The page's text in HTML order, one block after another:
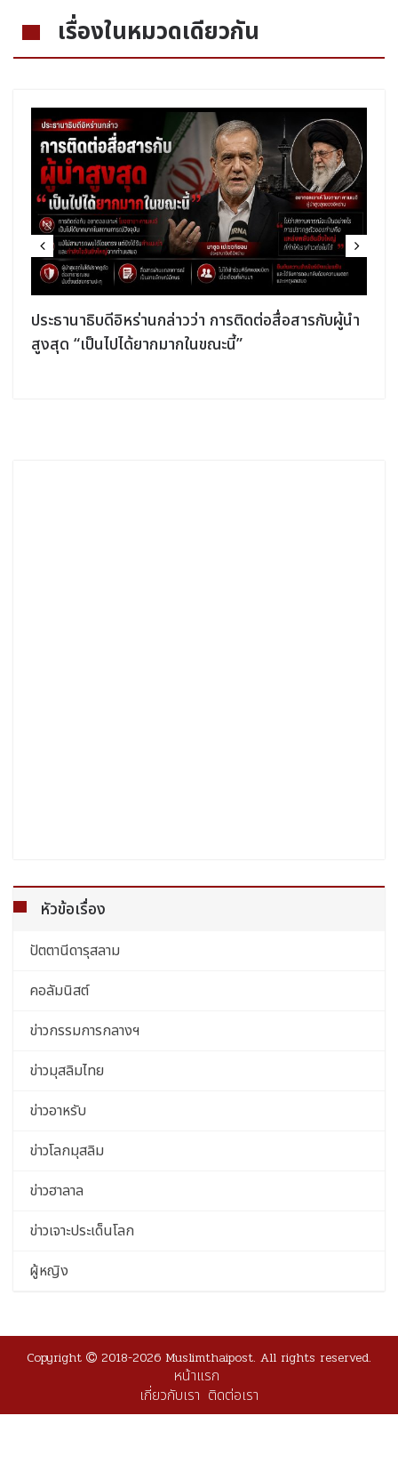
เรื่องในหมวดเดียวกัน
ประธานาธิบดีอิหร่านกล่าวว่า การติดต่อสื่อสารกับผู้นำ
สูงสุด “เป็นไปได้ยากมากในขณะนี้”
หัวข้อเรื่อง
ปัตตานีดารุสลาม
คอลัมนิสต์
ข่าวกรรมการกลางฯ
ข่าวมุสลิมไทย
ข่าวอาหรับ
ข่าวโลกมุสลิม
ข่าวฮาลาล
ข่าวเจาะประเด็นโลก
ผู้หญิง